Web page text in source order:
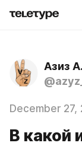
Азиз А.
December 27,
В какой